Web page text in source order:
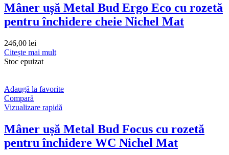
Mâner ușă Metal Bud Ergo Eco cu rozetă
pentru închidere cheie Nichel Mat
246,00 lei
Citește mai mult
Stoc epuizat
Adaugă la favorite
Compară
Vizualizare rapidă
Mâner ușă Metal Bud Focus cu rozetă
pentru închidere WC Nichel Mat